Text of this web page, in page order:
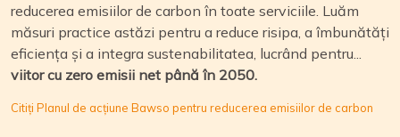
reducerea emisiilor de carbon în toate serviciile. Luăm
măsuri practice astăzi pentru a reduce risipa, a îmbunătăți
eficiența și a integra sustenabilitatea, lucrând pentru...
viitor cu zero emisii net până în 2050.
Citiți Planul de acțiune Bawso pentru reducerea emisiilor de carbon